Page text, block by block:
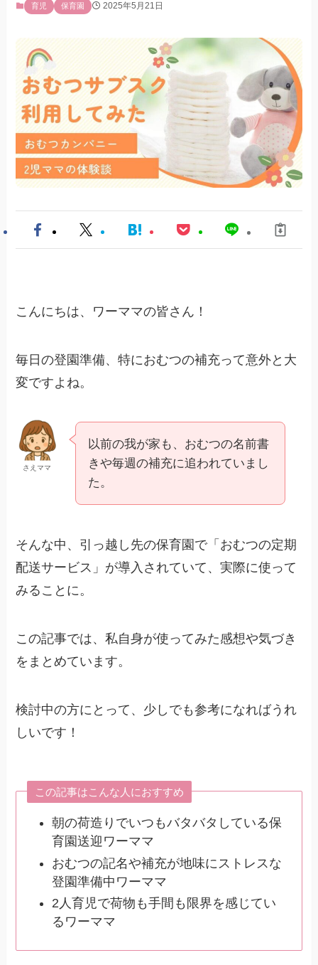
育児 保育園 2025年5月21日
こんにちは、ワーママの皆さん！
毎日の登園準備、特におむつの補充って意外と大
変ですよね。
さえママ
以前の我が家も、おむつの名前書
きや毎週の補充に追われていまし
た。
そんな中、引っ越し先の保育園で「おむつの定期
配送サービス」が導入されていて、実際に使って
みることに。
この記事では、私自身が使ってみた感想や気づき
をまとめています。
検討中の方にとって、少しでも参考になればうれ
しいです！
この記事はこんな人におすすめ
朝の荷造りでいつもバタバタしている保
育園送迎ワーママ
おむつの記名や補充が地味にストレスな
登園準備中ワーママ
2人育児で荷物も手間も限界を感じてい
るワーママ